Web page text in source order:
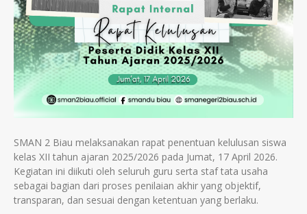
SMAN 2 Biau melaksanakan rapat penentuan kelulusan siswa
kelas XII tahun ajaran 2025/2026 pada Jumat, 17 April 2026.
Kegiatan ini diikuti oleh seluruh guru serta staf tata usaha
sebagai bagian dari proses penilaian akhir yang objektif,
transparan, dan sesuai dengan ketentuan yang berlaku.